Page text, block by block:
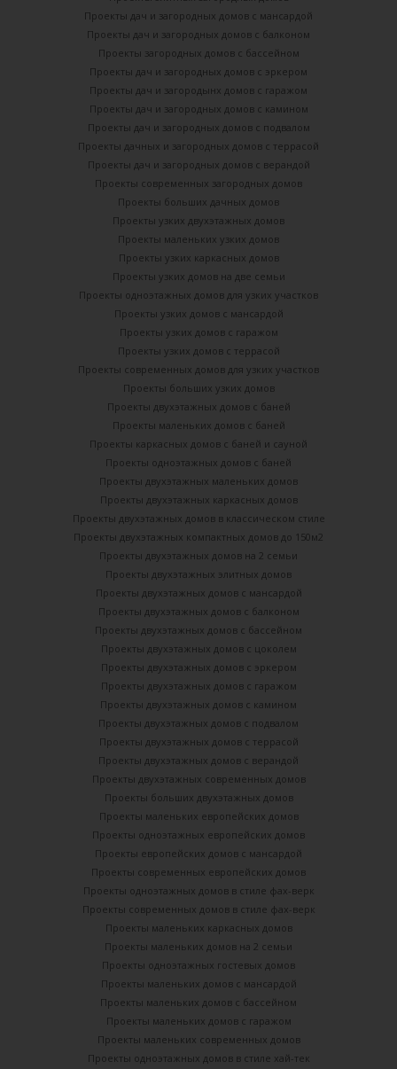
Проекты дач и загородных домов с мансардой
Проекты дач и загородных домов с балконом
Проекты загородных домов с бассейном
Проекты дач и загородных домов с эркером
Проекты дач и загородынх домов с гаражом
Проекты дач и загородных домов с камином
Проекты дач и загородных домов с подвалом
Проекты дачных и загородных домов с террасой
Проекты дач и загородных домов с верандой
Проекты современных загородных домов
Проекты больших дачных домов
Проекты узких двухэтажных домов
Проекты маленьких узких домов
Проекты узких каркасных домов
Проекты узких домов на две семьи
Проекты одноэтажных домов для узких участков
Проекты узких домов с мансардой
Проекты узких домов с гаражом
Проекты узких домов с террасой
Проекты современных домов для узких участков
Проекты больших узких домов
Проекты двухэтажных домов с баней
Проекты маленьких домов с баней
Проекты каркасных домов c баней и сауной
Проекты одноэтажных домов с баней
Проекты двухэтажных маленьких домов
Проекты двухэтажных каркасных домов
Проекты двухэтажных домов в классическом стиле
Проекты двухэтажных компактных домов до 150м2
Проекты двухэтажных домов на 2 семьи
Проекты двухэтажных элитных домов
Проекты двухэтажных домов с мансардой
Проекты двухэтажных домов с балконом
Проекты двухэтажных домов с бассейном
Проекты двухэтажных домов с цоколем
Проекты двухэтажных домов с эркером
Проекты двухэтажных домов с гаражом
Проекты двухэтажных домов с камином
Проекты двухэтажных домов с подвалом
Проекты двухэтажных домов с террасой
Проекты двухэтажных домов с верандой
Проекты двухэтажных современных домов
Проекты больших двухэтажных домов
Проекты маленьких европейских домов
Проекты одноэтажных европейских домов
Проекты европейских домов с мансардой
Проекты современных европейских домов
Проекты одноэтажных домов в стиле фах-верк
Проекты современных домов в стиле фах-верк
Проекты маленьких каркасных домов
Проекты маленьких домов на 2 семьи
Проекты одноэтажных гостевых домов
Проекты маленьких домов с мансардой
Проекты маленьких домов с бассейном
Проекты маленьких домов с гаражом
Проекты маленьких современных домов
Проекты одноэтажных домов в стиле хай-тек